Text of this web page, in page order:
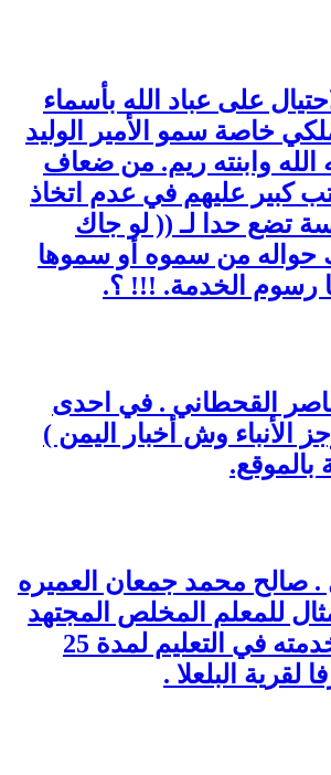
على عباد الله بأسماء
خاصة سمو الأمير الوليد
وابنته ريم. من ضعاف
كبير عليهم في عدم اتخاذ
تضع حدا لـ (( لو جاك
حواله من سموه أو سموها
رسوم الخدمة. !!! ؟.
ناصر القحطاني . في احدى
الأنباء وش أخبار اليمن )
. صالح محمد جمعان العميره
للمعلم المخلص المجتهد
.ثم ترجل بعد خدمته في التعليم لمدة 25
لقرية البلعلا .